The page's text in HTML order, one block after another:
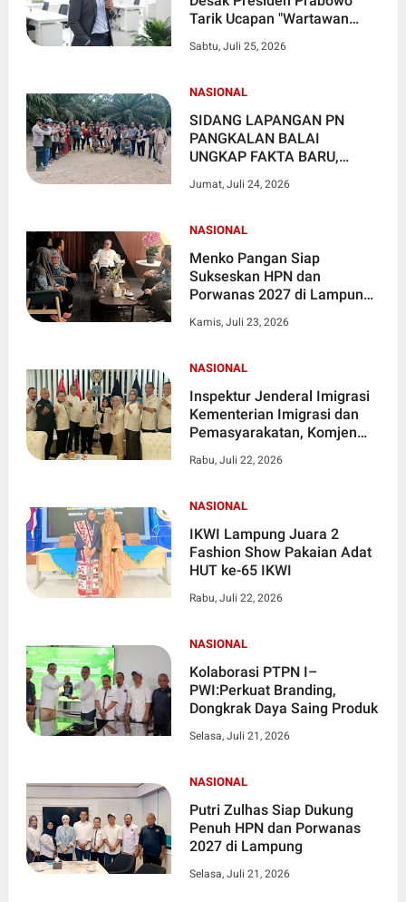
Tarik Ucapan "Wartawan
Pejabat Pahami Tugas Pers
Sabtu, Juli 25, 2026
NASIONAL
SIDANG LAPANGAN PN
PANGKALAN BALAI
UNGKAP FAKTA BARU,
TITIK KOORDINAT TANAH
MASYARAKAT
Jumat, Juli 24, 2026
NASIONAL
Menko Pangan Siap
Sukseskan HPN dan
Porwanas 2027 di Lampung,
Kamis, Juli 23, 2026
NASIONAL
Inspektur Jenderal Imigrasi
Kementerian Imigrasi dan
Pemasyarakatan, Komjen
Memberikan Dukungan HPN
Lampung
Rabu, Juli 22, 2026
NASIONAL
IKWI Lampung Juara 2
Fashion Show Pakaian Adat
HUT ke-65 IKWI
Rabu, Juli 22, 2026
NASIONAL
Kolaborasi PTPN I–
PWI:Perkuat Branding,
Dongkrak Daya Saing Produk
Selasa, Juli 21, 2026
NASIONAL
Putri Zulhas Siap Dukung
Penuh HPN dan Porwanas
2027 di Lampung
Selasa, Juli 21, 2026